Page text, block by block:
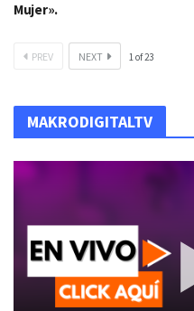
Mujer».
PREV NEXT 1of23
MAKRODIGITALTV